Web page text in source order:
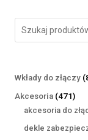
Wkłady do złączy
Akcesoria 471471
akcesoria do
dekle